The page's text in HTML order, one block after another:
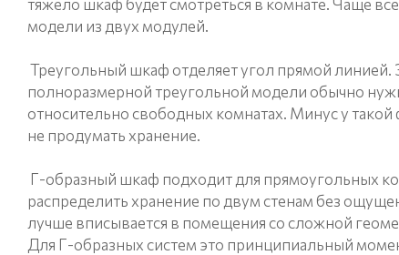
тяжело шкаф будет смотреться в комнате. Чаще
модели из двух модулей.
Треугольный шкаф отделяет угол прямой линией.
полноразмерной треугольной модели обычно
относительно свободных комнатах. Минус у
не продумать хранение.
Г-образный шкаф подходит для прямоугольных
распределить хранение по двум стенам без
лучше вписывается в помещения со сложной
Для Г-образных систем это принципиальный